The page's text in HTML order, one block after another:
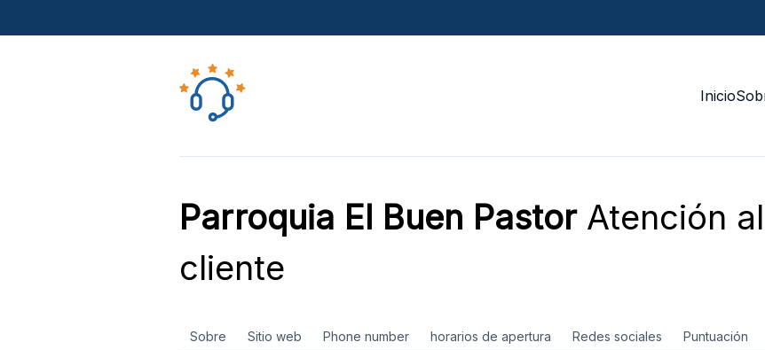
Inicio
Parroquia El Buen PastorAtención al
cliente
Sobre Sitio web Phone number horarios de apertura Redes sociales Puntuación